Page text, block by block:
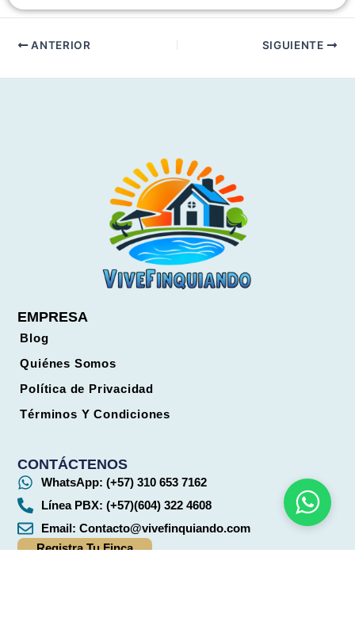
ANTERIOR SIGUIENTE
EMPRESA
Blog
Quiénes Somos
Política de Privacidad
Términos Y Condiciones
CONTÁCTENOS
WhatsApp: (+57) 310 653 7162
Línea PBX: (+57)(604) 322 4608
Email:Contacto@vivefinquiando.com
Registra Tu Finca